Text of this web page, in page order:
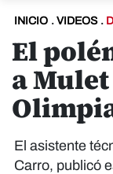
INICIO . VIDEOS .
El
a
El asistente
Carro, publicó